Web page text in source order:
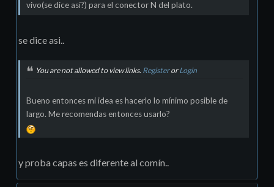
vivo(se dice así­?) para el conector N del plato.
se dice asi..
You are not allowed to view links. RegisterorLogin
Bueno entonces mi idea es hacerlo lo mí­nimo posible de
largo. Me recomendas entonces usarlo?
y proba capas es diferente al comín..